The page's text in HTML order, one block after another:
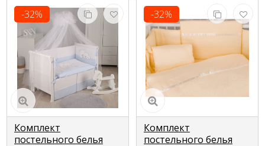
-32%
Комплект
постельного белья
-32%
Комплект
постельного белья